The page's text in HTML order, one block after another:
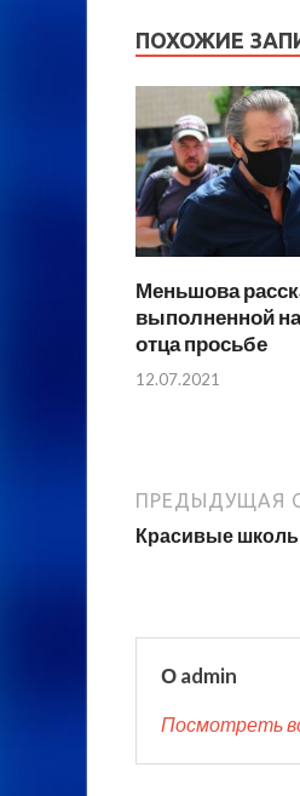
ПОХОЖИЕ
Меньшова
выполненной
отца просьбе
12.07.2021
ПРЕДЫДУЩАЯ
Красивые
О admin
Посмотреть